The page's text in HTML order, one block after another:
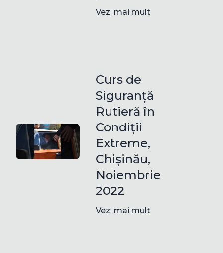
Vezi mai mult
Curs de
Siguranță
Rutieră în
Condiții
Extreme,
Chișinău,
Noiembrie
2022
Vezi mai mult